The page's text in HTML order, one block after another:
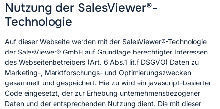
Nutzung der SalesViewer®-
Technologie
Auf dieser Webseite werden mit der SalesViewer®-Technologie
der SalesViewer® GmbH auf Grundlage berechtigter Interessen
des Webseitenbetreibers (Art. 6 Abs.1 lit.f DSGVO) Daten zu
Marketing-, Marktforschungs- und Optimierungszwecken
gesammelt und gespeichert. Hierzu wird ein javascript-basierter
Code eingesetzt, der zur Erhebung unternehmensbezogener
Daten und der entsprechenden Nutzung dient. Die mit dieser